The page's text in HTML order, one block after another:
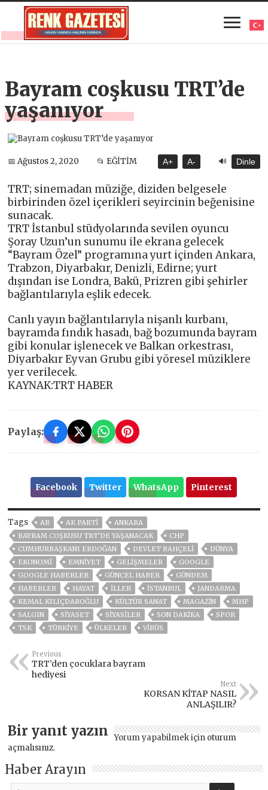
Bayram coşkusu TRT’de
yaşanıyor
📅 Ağustos 2, 2020 📂 EĞİTİM A+ A- 🔊 Dinle
TRT; sinemadan müziğe, diziden belgesele
birbirinden özel içerikleri seyircinin beğenisine
sunacak.
TRT İstanbul stüdyolarında sevilen oyuncu
Şoray Uzun’un sunumu ile ekrana gelecek
“Bayram Özel” programına yurt içinden Ankara,
Trabzon, Diyarbakır, Denizli, Edirne; yurt
dışından ise Londra, Bakü, Prizren gibi şehirler
bağlantılarıyla eşlik edecek.
Canlı yayın bağlantılarıyla nişanlı kurbanı,
bayramda fındık hasadı, bağ bozumunda bayram
gibi konular işlenecek ve Balkan orkestrası,
Diyarbakır Eyvan Grubu gibi yöresel müziklere
yer verilecek.
KAYNAK:TRT HABER
Paylaş:
Facebook Twitter WhatsApp Pinterest
Tags AB AK PARTİ
ANKARA
BAYRAM COŞKUSU TRT'DE YAŞANACAK
CHP
CUMHURBAŞKANI ERDOĞAN
DEVLET BAHÇELİ
DÜNYA
EKONOMİ
EMNİYET GELIŞMELER
GOOGLE
GOOGLE HABERLER
GÜNCEL HABER
GÜNDEM
HABERLER
HAYAT İLLER ISTANBUL
JANDARMA
KEMAL KILIÇDAROĞLU
KÜLTÜR SANAT MAGAZİN
MHP
SALGIN
SİYASET SİYASİLER SON DAKIKA
SPOR
TSK
TÜRKİYE ÜLKELER VIRÜS
Previous
TRT’den çocuklara bayram
hediyesi
Next
KORSAN KİTAP NASIL
ANLAŞILIR?
Bir yanıt yazın Yorum yapabilmek için oturum
açmalısınız.
Haber Arayın